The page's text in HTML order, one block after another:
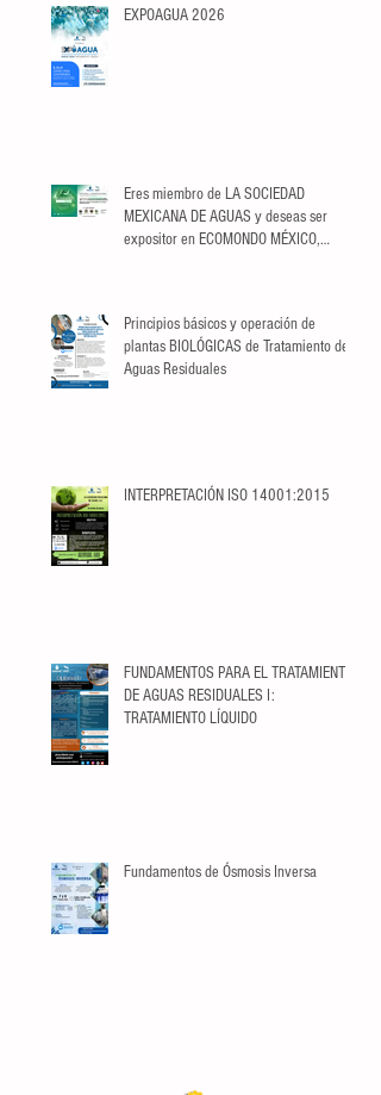
EXPOAGUA 2026
Eres miembro de LA SOCIEDAD
MEXICANA DE AGUAS y deseas ser
expositor en ECOMONDO MÉXICO,
Principios básicos y operación de
plantas BIOLÓGICAS de Tratamiento de
Aguas Residuales
INTERPRETACIÓN ISO 14001:2015
FUNDAMENTOS PARA EL TRATAMIENTO
DE AGUAS RESIDUALES I:
TRATAMIENTO LÍQUIDO
Fundamentos de Ósmosis Inversa